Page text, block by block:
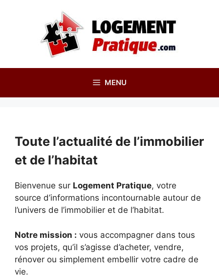
MENU
Toute l’actualité de l’immobilier
et de l’habitat
Bienvenue sur Logement Pratique, votre
source d’informations incontournable autour de
l’univers de l’immobilier et de l’habitat.
Notre mission : vous accompagner dans tous
vos projets, qu’il s’agisse d’acheter, vendre,
rénover ou simplement embellir votre cadre de
vie.